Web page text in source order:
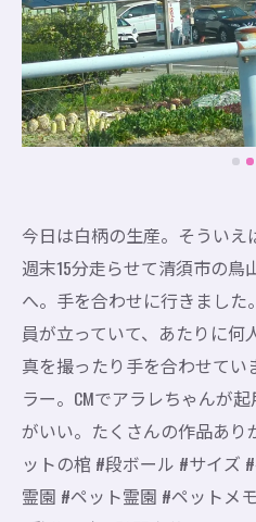
今日は白柄の生産。そういえ
週末15分走らせて清須市の
へ。手を合わせに行きまし
員が立っていて、あたりに
真を撮ったり手を合わせて
ラー。CMでアラレちゃんが
がいい。たくさんの作品あり
ットの棺 #段ボール #サイズ
霊園 #ペット霊園 #ペットメ